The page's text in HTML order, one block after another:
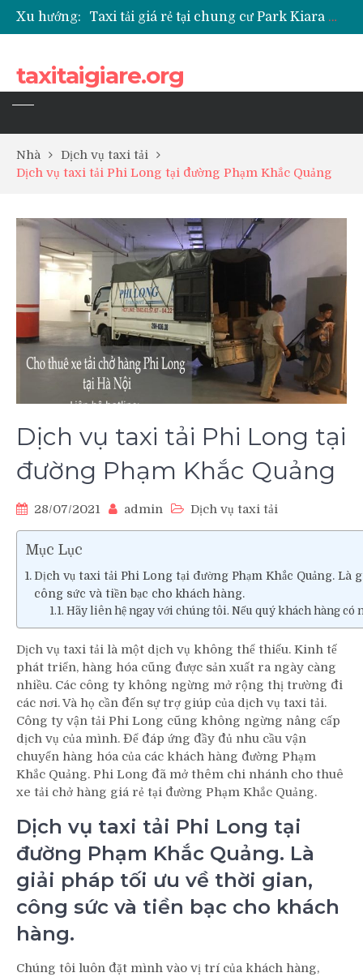
Xu hướng:
Taxi tải giá rẻ tại chung cư Park Kiara Hà Đông
Taxi tải giá rẻ tại chung cư Grande Park Phú Lãm
taxitaigiare.org
Nhà
Dịch vụ taxi tải
Dịch vụ taxi tải Phi Long tại đường Phạm Khắc Quảng
Dịch vụ taxi tải Phi Long tại
đường Phạm Khắc Quảng
28/07/2021 admin Dịch vụ taxi tải
Mục Lục
Dịch vụ taxi tải Phi Long tại đường Phạm Khắc Quảng. Là
công sức và tiền bạc cho khách hàng.
Hãy liên hệ ngay với chúng tôi. Nếu quý khách hàng có
Dịch vụ taxi tải là một dịch vụ không thể thiếu. Kinh tế
phát triển, hàng hóa cũng được sản xuất ra ngày càng
nhiều. Các công ty không ngừng mở rộng thị trường đi
các nơi. Và họ cần đến sự trợ giúp của dịch vụ taxi tải.
Công ty vận tải Phi Long cũng không ngừng nâng cấp
dịch vụ của mình. Để đáp ứng đầy đủ nhu cầu vận
chuyển hàng hóa của các khách hàng đường Phạm
Khắc Quảng. Phi Long đã mở thêm chi nhánh cho thuê
xe tải chở hàng giá rẻ tại đường Phạm Khắc Quảng.
Dịch vụ taxi tải Phi Long tại
đường Phạm Khắc Quảng. Là
giải pháp tối ưu về thời gian,
công sức và tiền bạc cho khách
hàng.
Chúng tôi luôn đặt mình vào vị trí của khách hàng,